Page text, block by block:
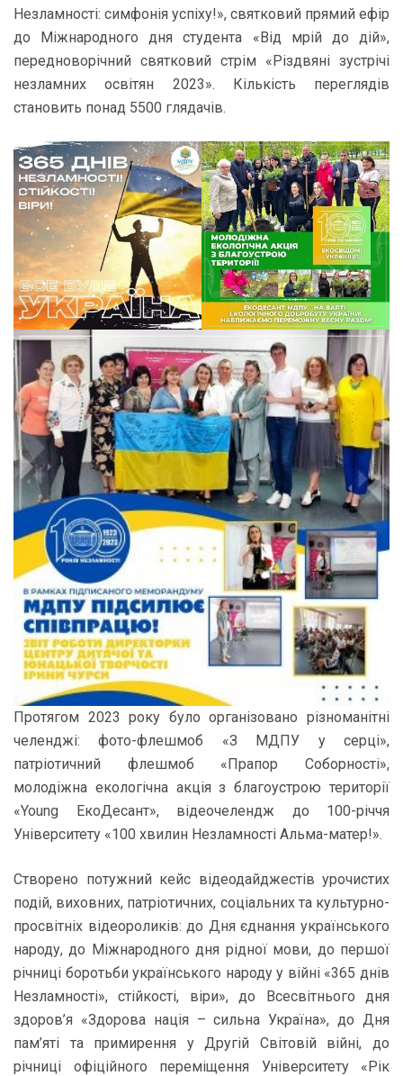
Незламності: симфонія успіху!», святковий прямий ефір
до Міжнародного дня студента «Від мрій до дій»,
передноворічний святковий стрім «Різдвяні зустрічі
незламних освітян 2023». Кількість переглядів
становить понад 5500 глядачів.
Протягом 2023 року було організовано різноманітні
челенджі: фото-флешмоб «З МДПУ у серці»,
патріотичний флешмоб «Прапор Соборності»,
молодіжна екологічна акція з благоустрою території
«Young ЕкоДесант», відеочелендж до 100-річчя
Університету «100 хвилин Незламності Альма-матер!».
Створено потужний кейс відеодайджестів урочистих
подій, виховних, патріотичних, соціальних та культурно-
просвітніх відеороликів: до Дня єднання українського
народу, до Міжнародного дня рідної мови, до першої
річниці боротьби українського народу у війні «365 днів
Незламності», стійкості, віри», до Всесвітнього дня
здоров’я «Здорова нація – сильна Україна», до Дня
пам’яті та примирення у Другій Світовій війні, до
річниці офіційного переміщення Університету «Рік